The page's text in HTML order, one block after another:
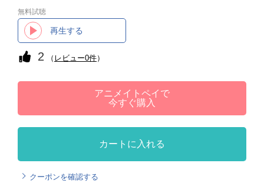
無料試聴
再生する
2 （ レビュー0件）
アニメイトペイで
今すぐ購入
カートに入れる
クーポンを確認する